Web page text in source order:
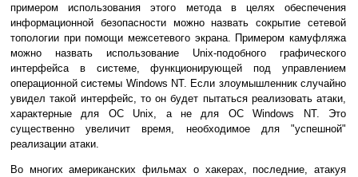
примером использования этого метода в целях обеспечения
информационной безопасности можно назвать сокрытие сетевой
топологии при помощи межсетевого экрана. Примером камуфляжа
можно назвать использование Unix-подобного графического
интерфейса в системе, функционирующей под управлением
операционной системы Windows NT. Если злоумышленник случайно
увидел такой интерфейс, то он будет пытаться реализовать атаки,
характерные для ОС Unix, а не для ОС Windows NT. Это
существенно увеличит время, необходимое для "успешной"
реализации атаки.
Во многих американских фильмах о хакерах, последние, атакуя